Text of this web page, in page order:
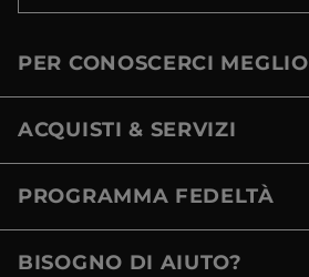
PER CONOSCERCI MEGLIO
ACQUISTI & SERVIZI
PROGRAMMA FEDELTÀ
BISOGNO DI AIUTO?